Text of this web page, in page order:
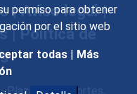
permiso para obtener
por el sitio web
todas | Más
|Aviso legal|
|Política de
Plaza de las Cortes,